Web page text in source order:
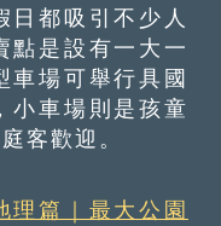
日都吸引不少人
點是設有一大一
車場可舉行具國
小車場則是孩童
客歡迎。
理篇｜最大公園